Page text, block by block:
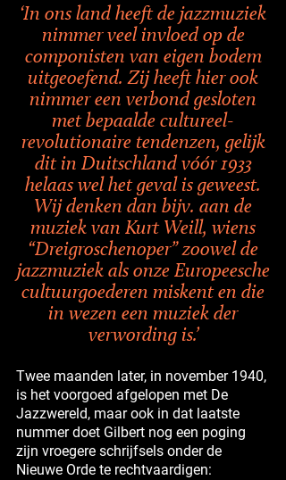
‘In ons land heeft de jazzmuziek
nimmer veel invloed op de
componisten van eigen bodem
uitgeoefend. Zij heeft hier ook
nimmer een verbond gesloten
met bepaalde cultureel-
revolutionaire tendenzen, gelijk
dit in Duitschland vóór 1933
helaas wel het geval is geweest.
Wij denken dan bijv. aan de
muziek van Kurt Weill, wiens
“Dreigroschenoper” zoowel de
jazzmuziek als onze Europeesche
cultuurgoederen miskent en die
in wezen een muziek der
verwording is.’
Twee maanden later, in november 1940,
is het voorgoed afgelopen met De
Jazzwereld, maar ook in dat laatste
nummer doet Gilbert nog een poging
zijn vroegere schrijfsels onder de
Nieuwe Orde te rechtvaardigen: